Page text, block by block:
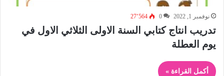
نوفمبر 1, 2022 0 27٬564
تدريب انتاج كتابي السنة الاولى الثلاثي الاول في
يوم العطلة
أكمل القراءة »